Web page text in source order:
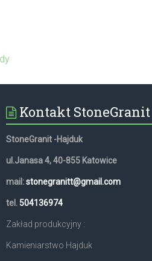
Kontakt
StoneGranit -Hajduk
ul.Janasa 4, 40-855 Katowice
mail:stonegranitt@gmail.com
tel. 504136974
Zakład produkcyjny :
Kamieniarstwo Hajduk